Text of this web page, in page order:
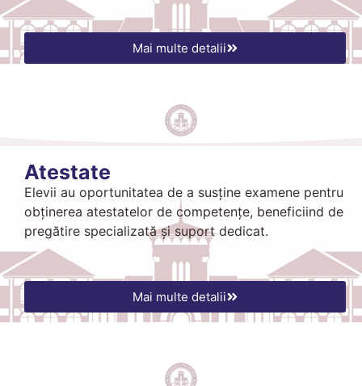
Mai multe detalii
Atestate
Elevii au oportunitatea de a susține examene pentru
obținerea atestatelor de competențe, beneficiind de
pregătire specializată și suport dedicat.
Mai multe detalii